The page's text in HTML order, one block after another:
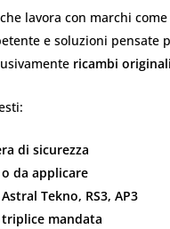
lavora con marchi come
e soluzioni pensate
ricambi originali
di sicurezza
da applicare
Tekno, RS3, AP3
mandata